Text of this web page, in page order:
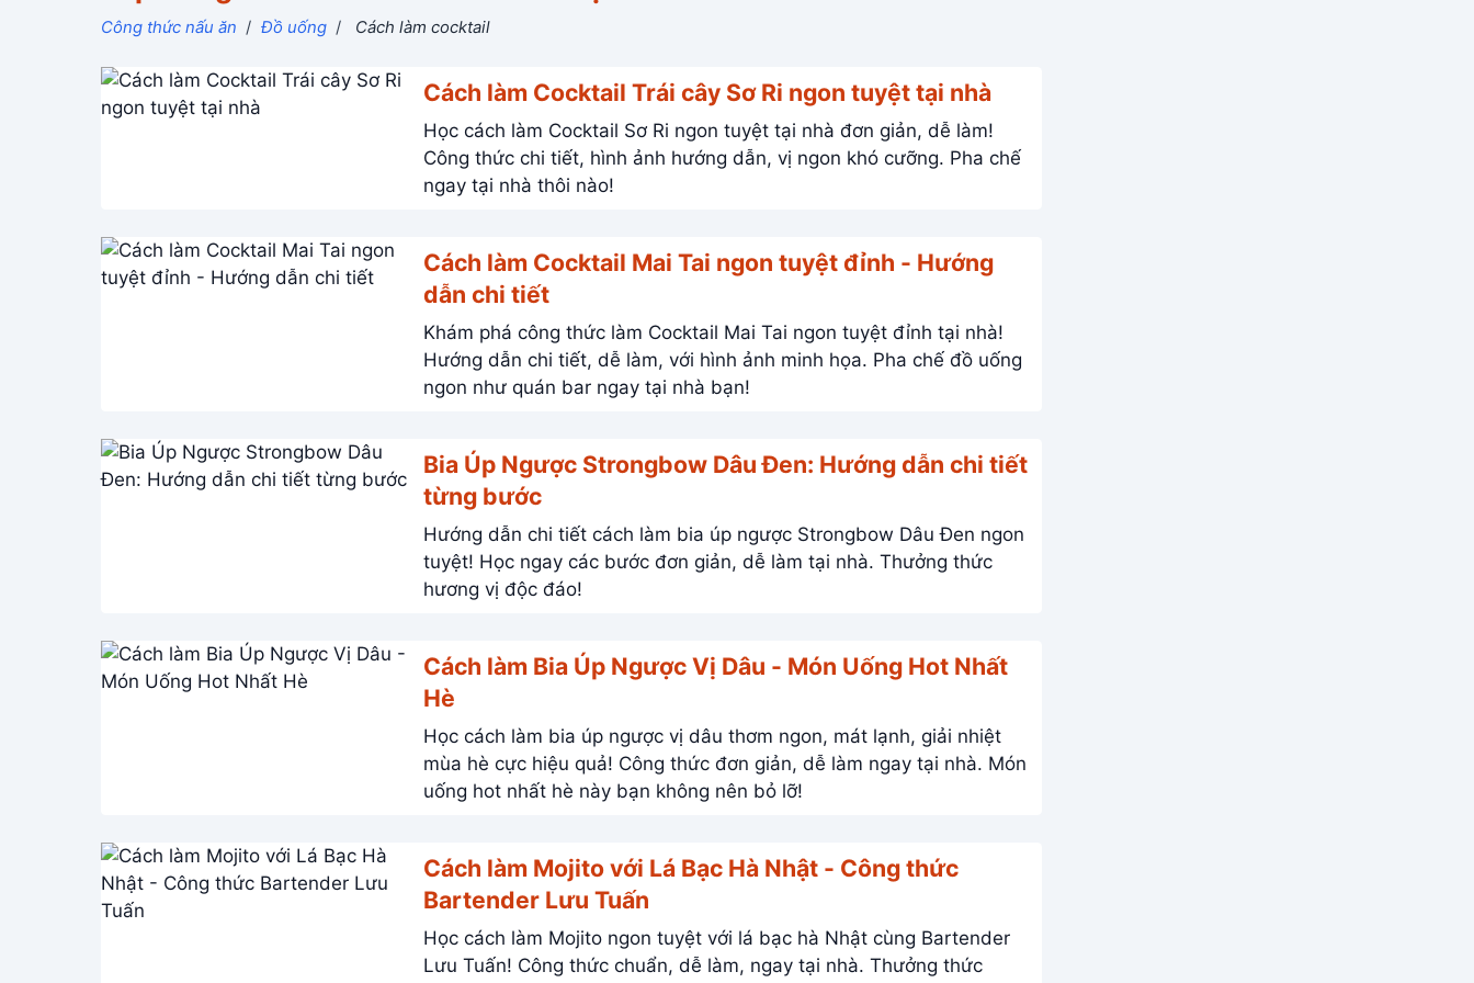
Công thức nấu ăn / Đồ uống / Cách làm cocktail
Cách làm Cocktail Trái cây Sơ Ri ngon tuyệt tại nhà
Học cách làm Cocktail Sơ Ri ngon tuyệt tại nhà đơn giản, dễ làm!
Công thức chi tiết, hình ảnh hướng dẫn, vị ngon khó cưỡng. Pha chế
ngay tại nhà thôi nào!
Cách làm Cocktail Mai Tai ngon tuyệt đỉnh - Hướng
dẫn chi tiết
Khám phá công thức làm Cocktail Mai Tai ngon tuyệt đỉnh tại nhà!
Hướng dẫn chi tiết, dễ làm, với hình ảnh minh họa. Pha chế đồ uống
ngon như quán bar ngay tại nhà bạn!
Bia Úp Ngược Strongbow Dâu Đen: Hướng dẫn chi tiết
từng bước
Hướng dẫn chi tiết cách làm bia úp ngược Strongbow Dâu Đen ngon
tuyệt! Học ngay các bước đơn giản, dễ làm tại nhà. Thưởng thức
hương vị độc đáo!
Cách làm Bia Úp Ngược Vị Dâu - Món Uống Hot Nhất
Hè
Học cách làm bia úp ngược vị dâu thơm ngon, mát lạnh, giải nhiệt
mùa hè cực hiệu quả! Công thức đơn giản, dễ làm ngay tại nhà. Món
uống hot nhất hè này bạn không nên bỏ lỡ!
Cách làm Mojito với Lá Bạc Hà Nhật - Công thức
Bartender Lưu Tuấn
Học cách làm Mojito ngon tuyệt với lá bạc hà Nhật cùng Bartender
Lưu Tuấn! Công thức chuẩn, dễ làm, ngay tại nhà. Thưởng thức